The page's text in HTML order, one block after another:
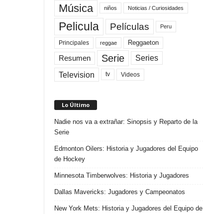
Música niños Noticias / Curiosidades
Pelicula Películas Peru
Principales reggae Reggaeton
Resumen Serie Series
Television tv Videos
Lo Último
Nadie nos va a extrañar: Sinopsis y Reparto de la
Serie
Edmonton Oilers: Historia y Jugadores del Equipo
de Hockey
Minnesota Timberwolves: Historia y Jugadores
Dallas Mavericks: Jugadores y Campeonatos
New York Mets: Historia y Jugadores del Equipo de